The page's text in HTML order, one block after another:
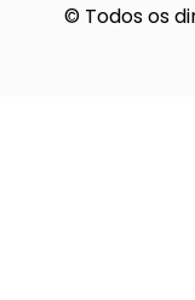
© Todos os